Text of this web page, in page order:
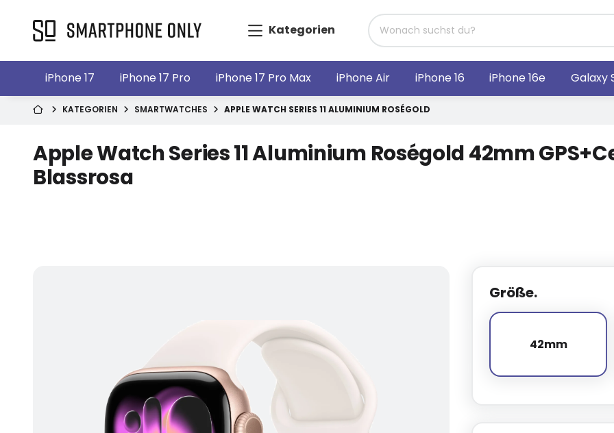
Kategorien
iPhone 17 iPhone 17 Pro iPhone 17 Pro Max iPhone Air iPhone 16 iPhone 16e Galaxy
KATEGORIEN SMARTWATCHES APPLE WATCH SERIES 11 ALUMINIUM ROSÉGOLD
Apple Watch Series 11 Aluminium Roségold 42mm
Blassrosa
Größe.
42mm
42mm